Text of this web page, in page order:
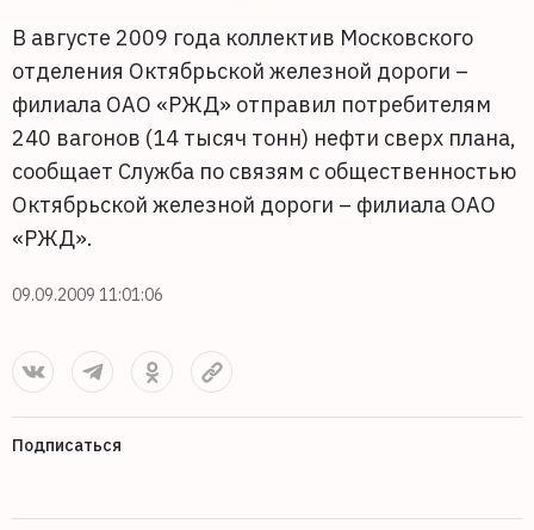
В августе 2009 года коллектив Московского
отделения Октябрьской железной дороги –
филиала ОАО «РЖД» отправил потребителям
240 вагонов (14 тысяч тонн) нефти сверх плана,
сообщает Служба по связям с общественностью
Октябрьской железной дороги – филиала ОАО
«РЖД».
09.09.2009 11:01:06
Подписаться